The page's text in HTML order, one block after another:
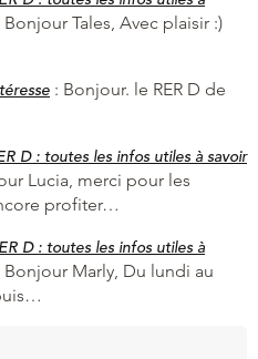
Bonjour Tales, Avec plaisir :)
: Bonjour. le RER D de
D : toutes les infos utiles à savoir
Lucia, merci pour les
profiter…
D : toutes les infos utiles à
Bonjour Marly, Du lundi au